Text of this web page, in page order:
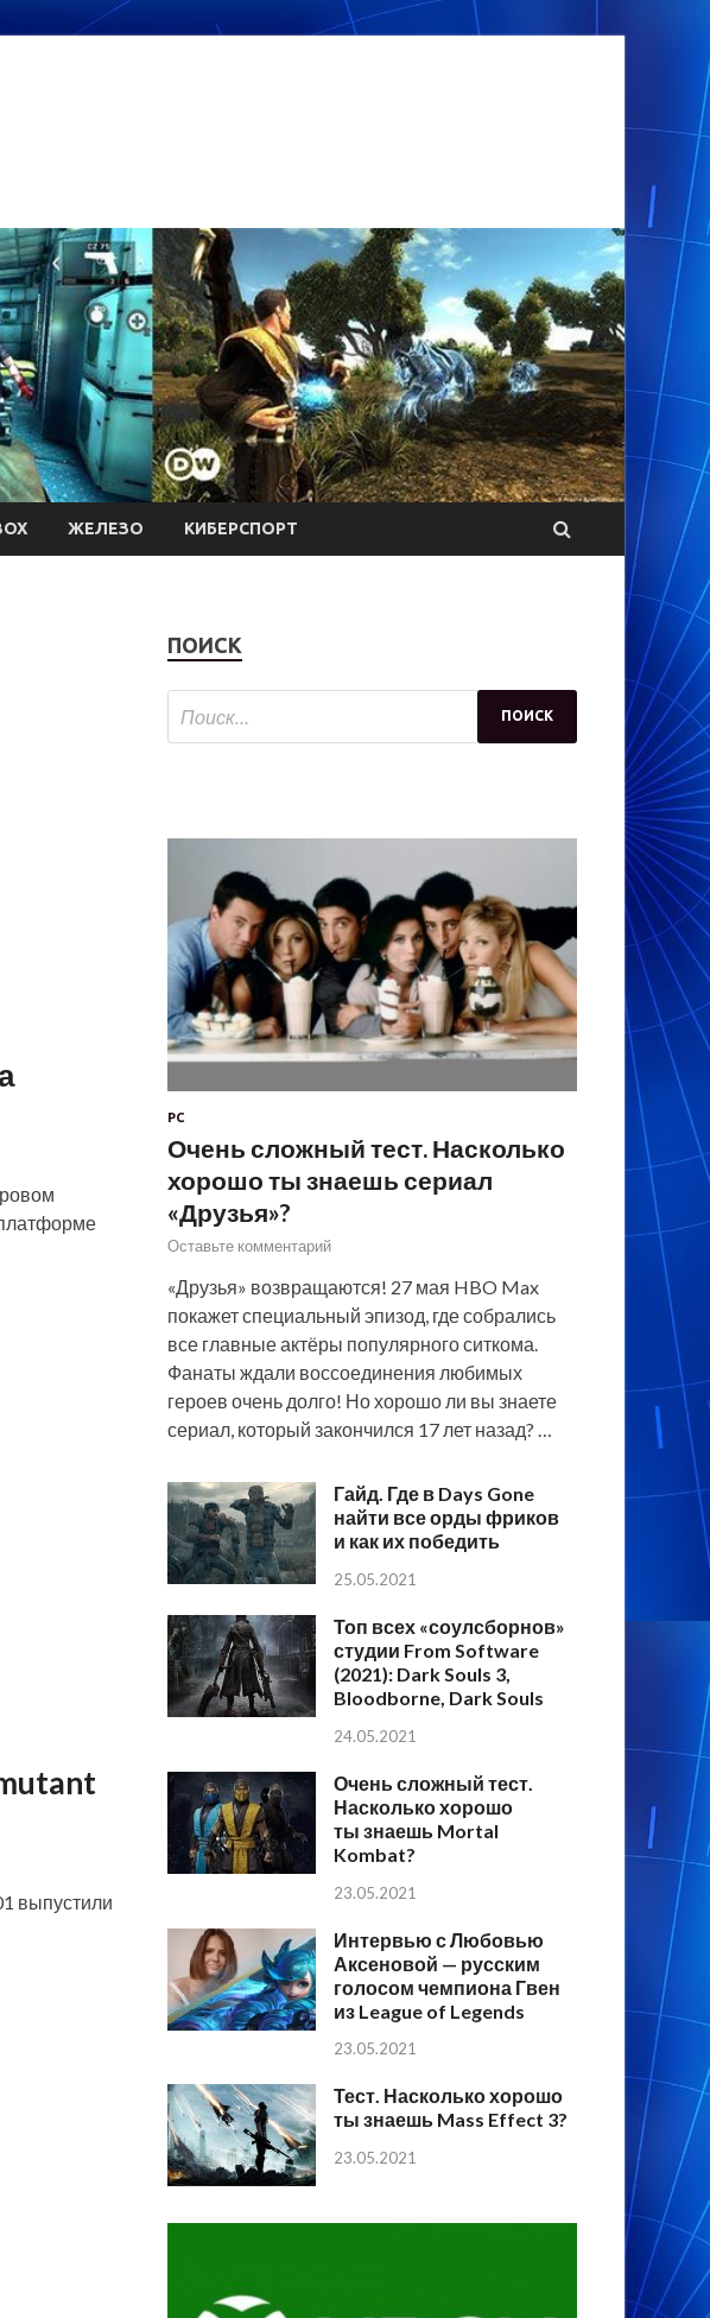
ЖЕЛЕЗО КИБЕРСПОРТ
выпустили
ПОИСК
PC
Очень сложный тест. Насколько
хорошо ты знаешь сериал
«Друзья»?
Оставьте комментарий
«Друзья» возвращаются! 27 мая HBO Max
покажет специальный эпизод, где собрались
все главные актёры популярного ситкома.
Фанаты ждали воссоединения любимых
героев очень долго! Но хорошо ли вы знаете
сериал, который закончился 17 лет назад? …
Гайд. Где в Days Gone
найти все орды фриков
и как их победить
25.05.2021
Топ всех «соулсборнов»
студии From Software
(2021): Dark Souls 3,
Bloodborne, Dark Souls
24.05.2021
Очень сложный тест.
Насколько хорошо
ты знаешь Mortal
Kombat?
23.05.2021
Интервью с Любовью
Аксеновой — русским
голосом чемпиона Гвен
из League of Legends
23.05.2021
Тест. Насколько хорошо
ты знаешь Mass Effect 3?
23.05.2021